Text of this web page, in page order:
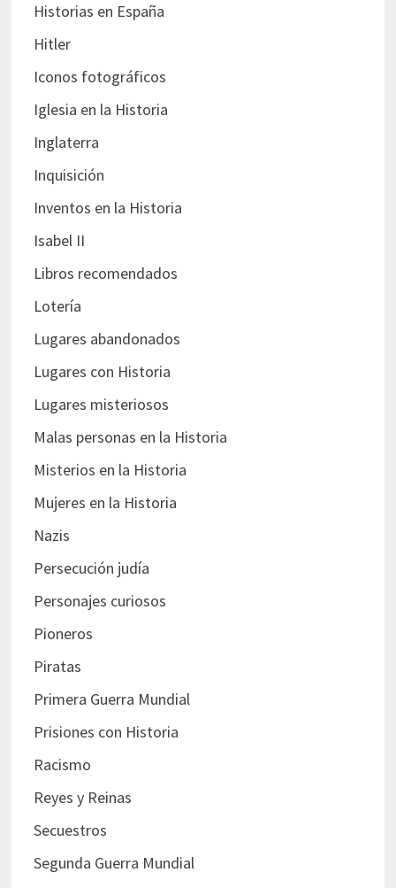
Historias en España
Hitler
Iconos fotográficos
Iglesia en la Historia
Inglaterra
Inquisición
Inventos en la Historia
Isabel II
Libros recomendados
Lotería
Lugares abandonados
Lugares con Historia
Lugares misteriosos
Malas personas en la Historia
Misterios en la Historia
Mujeres en la Historia
Nazis
Persecución judía
Personajes curiosos
Pioneros
Piratas
Primera Guerra Mundial
Prisiones con Historia
Racismo
Reyes y Reinas
Secuestros
Segunda Guerra Mundial